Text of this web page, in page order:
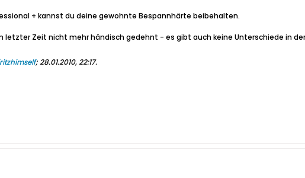
+ kannst du deine gewohnte Bespannhärte beibehalten.
letzter Zeit nicht mehr händisch gedehnt - es gibt auch keine Unterschiede in der
;28.01.2010, 22:17.